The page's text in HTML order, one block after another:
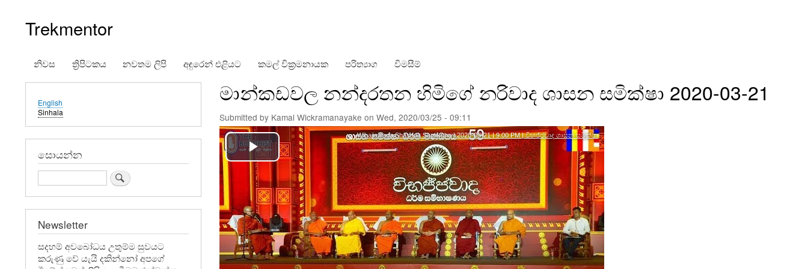
Trekmentor
නිවස ත්‍රිපිටකය නවතම ලිපි අඳුරෙන් එළියට කමල් වික්‍රමනායක පරිත්‍යාග විමසීම්
මාන්කඩවල නන්දරතන හිමිගේ නරිවාද ශාසන සමික්ෂා 2020-03-21
Submitted by Kamal Wickramanayake on Wed, 2020/03/25 - 09:11
English
Sinhala
සොයන්න
Search
Newsletter
සදහම් අවබෝධය උතුම්ම සුවයට
කරුණු වේ යැයි දකින්නෝ අපගේ